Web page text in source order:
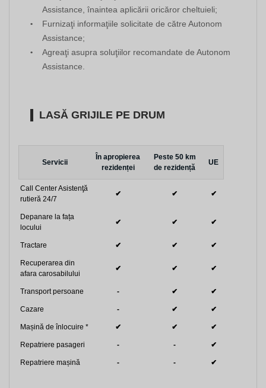
Assistance, înaintea aplicării oricăror cheltuieli;
Furnizaţi informaţiile solicitate de către Autonom
Assistance;
Agreaţi asupra soluţiilor recomandate de Autonom
Assistance.
LASĂ GRIJILE PE DRUM
Servicii
În apropierea
rezidenței
Peste 50 km
de rezidență
UE
Call Center Asistenţă
rutieră 24/7
✔ ✔ ✔
Depanare la fața
locului
✔ ✔ ✔
Tractare ✔ ✔ ✔
Recuperarea din
afara carosabilului
✔ ✔ ✔
Transport persoane - ✔ ✔
Cazare - ✔ ✔
Mașină de înlocuire * ✔ ✔ ✔
Repatriere pasageri - - ✔
Repatriere mașină - - ✔